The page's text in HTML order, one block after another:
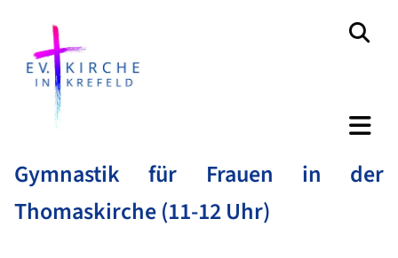
Gymnastik für Frauen in der
Thomaskirche (11-12 Uhr)